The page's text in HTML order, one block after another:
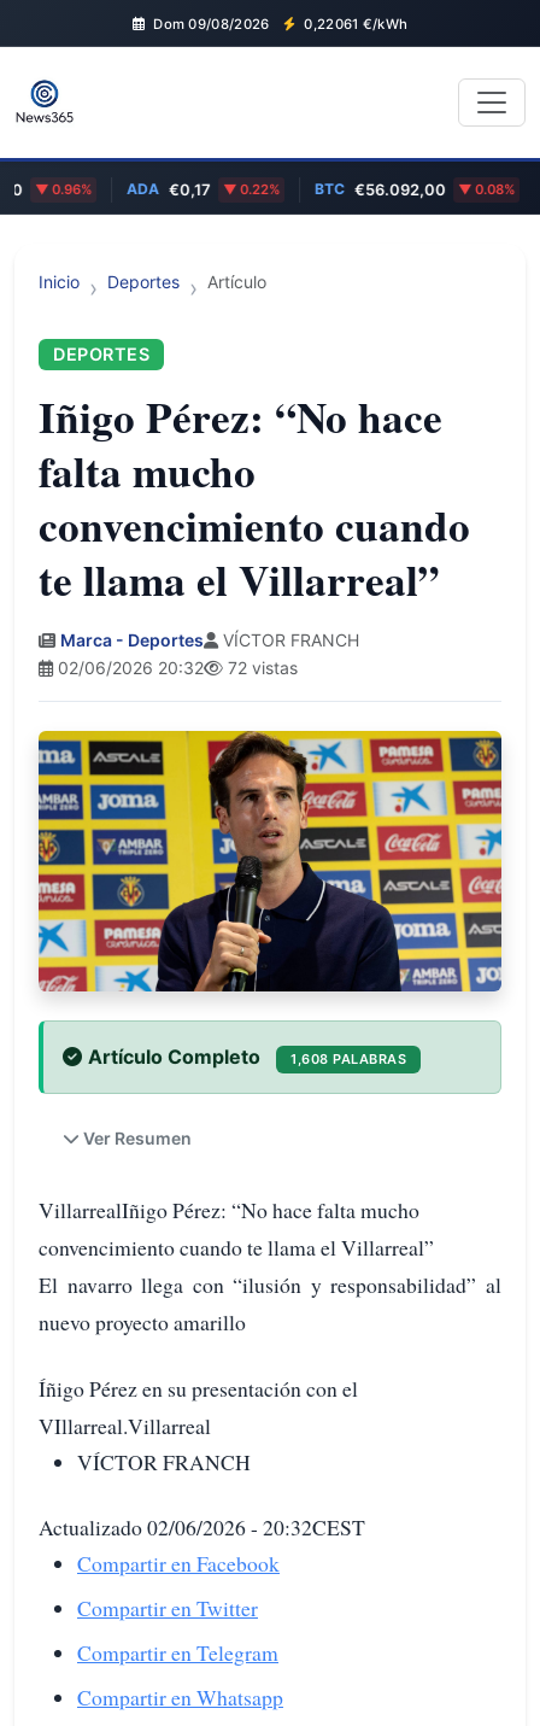
Dom 09/08/2026 0,22061 €/kWh
0.96% ADA €0,17 0.22% BTC €56.092,00 0.08%
Inicio Deportes Artículo
DEPORTES
Iñigo Pérez: “No hace
falta mucho
convencimiento cuando
te llama el Villarreal”
Marca - Deportes
VÍCTOR FRANCH
02/06/2026 20:32
72 vistas
Artículo Completo 1,608 PALABRAS
Ver Resumen
VillarrealIñigo Pérez: “No hace falta mucho
convencimiento cuando te llama el Villarreal”
El navarro llega con “ilusión y responsabilidad” al
nuevo proyecto amarillo
Íñigo Pérez en su presentación con el
VIllarreal.Villarreal
VÍCTOR FRANCH
Actualizado 02/06/2026 - 20:32CEST
Compartir en Facebook
Compartir en Twitter
Compartir en Telegram
Compartir en Whatsapp